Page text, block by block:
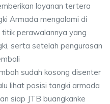
layanan tertera
Armada mengalami di
perawalannya yang
serta setelah pengurasan
sudah kosong disenter
lihat posisi tangki armada
siap JTB buangkanke